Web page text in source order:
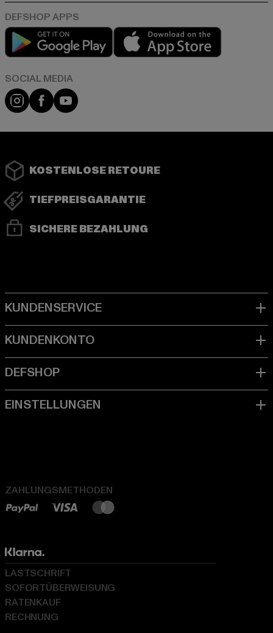
Play market
Instagram
FacebookYouTube
KOSTENLOSE RETOURE
TIEFPREISGARANTIE
SICHERE BEZAHLUNG
ZAHLUNGSMETHODEN
LASTSCHRIFT
SOFORTÜBERWEISUNG
RATENKAUF
RECHNUNG